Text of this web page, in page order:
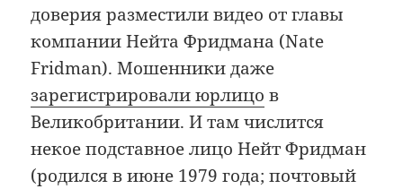
доверия разместили видео от главы
компании Нейта Фридмана (Nate
Fridman). Мошенники даже
зарегистрировали юрлицо в
Великобритании. И там числится
некое подставное лицо Нейт Фридман
(родился в июне 1979 года; почтовый